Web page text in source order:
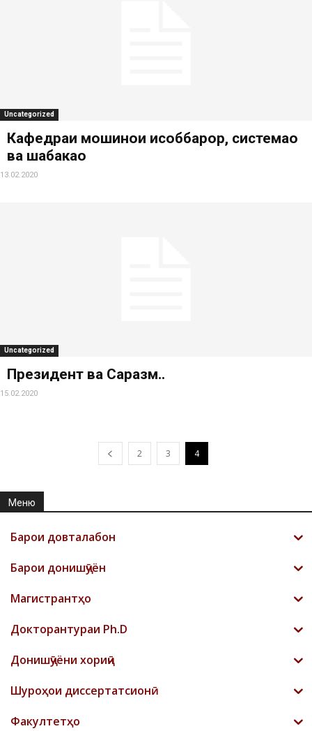
Uncategorized
Кафедраи мошинҳои ҳисоббарор, системаҳо
ва шабакаҳо
13.02.2020
Uncategorized
Президент ва Саразм..
15.02.2020
2 3 4
Меню
Барои довталабон
Барои донишҷӯён
Магистрантҳо
Докторантураи Ph.D
Донишҷӯёни хориҷӣ
Шyроҳои диссертатсионӣ
Факултетҳо